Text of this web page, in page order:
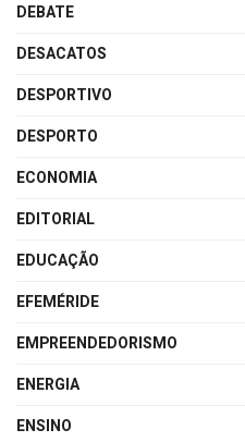
DEBATE
DESACATOS
DESPORTIVO
DESPORTO
ECONOMIA
EDITORIAL
EDUCAÇÃO
EFEMÉRIDE
EMPREENDEDORISMO
ENERGIA
ENSINO